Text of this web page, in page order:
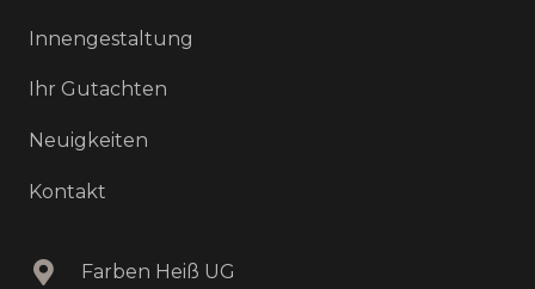
Innengestaltung
Ihr Gutachten
Neuigkeiten
Kontakt
Farben Heiß UG